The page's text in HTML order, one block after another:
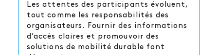
Les attentes des participants évoluent,
tout comme les responsabilités des
organisateurs. Fournir des informations
d’accès claires et promouvoir des
solutions de mobilité durable font